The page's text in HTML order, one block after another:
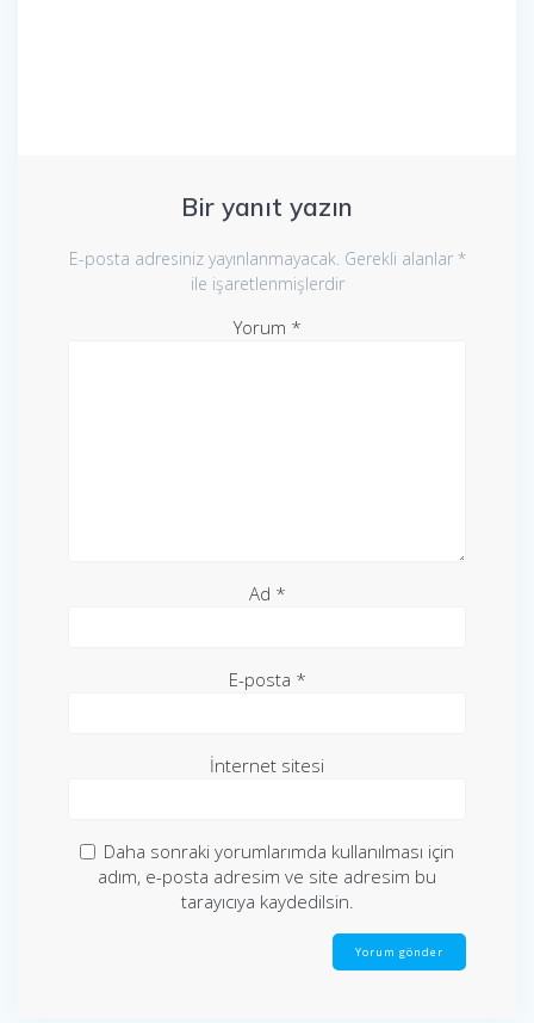
Bir yanıt yazın
E-posta adresiniz yayınlanmayacak. Gerekli alanlar *
ile işaretlenmişlerdir
Yorum *
Ad *
E-posta *
İnternet sitesi
Daha sonraki yorumlarımda kullanılması için
adım, e-posta adresim ve site adresim bu
tarayıcıya kaydedilsin.